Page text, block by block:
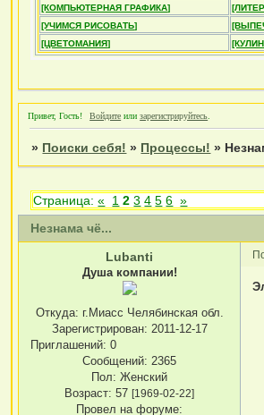
[КОМПЬЮТЕРНАЯ ГРАФИКА]
[УЧИМСЯ РИСОВАТЬ]
[ЦВЕТОМАНИЯ]
Привет, Гость! Войдите илизарегистрируйтесь
» Поиски себя! » Процессы! »
Незнама чё...
Страница:« 1 2 3 4 5 6 »
Lubanti
Душа компании!
Откуда: г.Миасс Челябинская обл.
Зарегистрирован: 2011-12-17
Приглашений: 0
Сообщений: 2365
Пол: Женский
Возраст: 57[1969-02-22]
Провел на форуме: